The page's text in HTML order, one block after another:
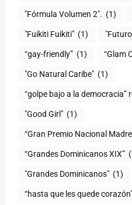
"Fórmula Volumen 2". (1)
"Fuikiti Fuikiti" (1)
“gay-friendly” (1) “Glam
"Go Natural Caribe" (1)
“golpe bajo a la
"Good Girl" (1)
“Gran Premio Nacional
“Grandes Dominicanos XIX”
"Grandes Dominicanos" (1)